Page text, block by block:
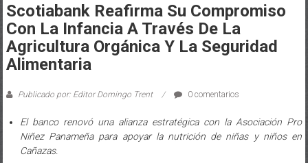
Scotiabank Reafirma Su Compromiso
Con La Infancia A Través De La
Agricultura Orgánica Y La Seguridad
Alimentaria
Publicado por: Editor Domingo Trent 0 comentarios
El banco renovó una alianza estratégica con la Asociación Pro
Niñez Panameña para apoyar la nutrición de niñas y niños en
Cañazas.